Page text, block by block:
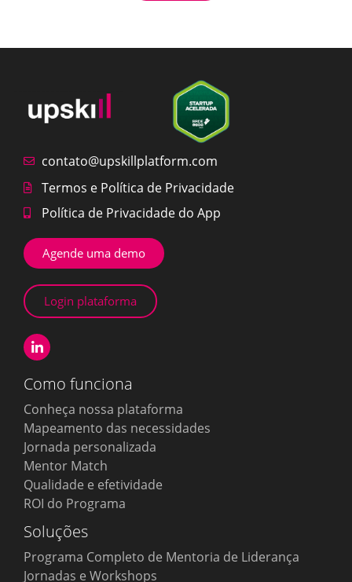
contato@upskillplatform.com
Termos e Política de Privacidade
Política de Privacidade do App
Agende uma demo
Login plataforma
Como funciona
Conheça nossa plataforma
Mapeamento das necessidades
Jornada personalizada
Mentor Match
Qualidade e efetividade
ROI do Programa
Soluções
Programa Completo de Mentoria de Liderança
Jornadas e Workshops